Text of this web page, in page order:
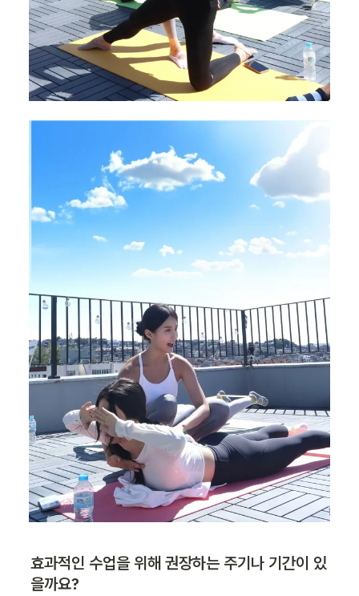
효과적인 수업을 위해 권장하는 주기나 기간이 있
을까요?